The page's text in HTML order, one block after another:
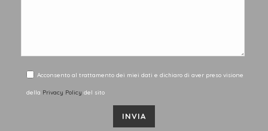
Acconsento al trattamento dei miei dati e dichiaro di aver preso visione
della Privacy Policy del sito